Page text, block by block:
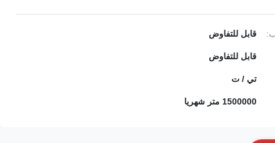
قابل للتفاوض
قابل للتفاوض
تي / ت
1500000 متر شهريا